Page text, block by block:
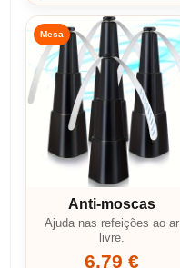
Mesa
Anti-moscas
Ajuda nas refeições ao ar
livre.
6,79 €